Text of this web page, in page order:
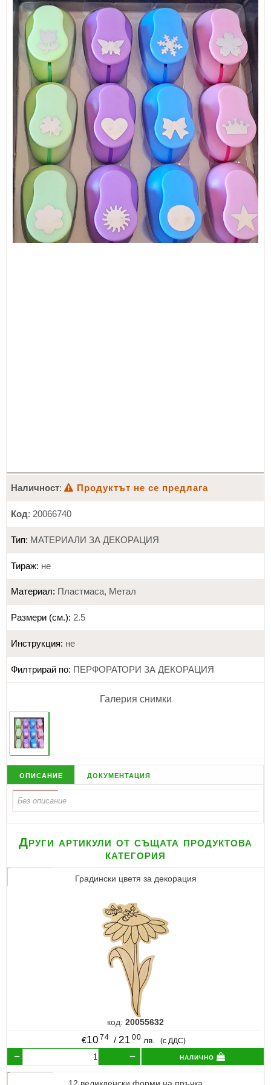
ИЗКУСТВА
СПОРТ
МЕБЕЛИ И ОБОРУДВАНЕ
КАНЦЕЛАРСКИ МАТЕРИАЛИ
КНИГИ И УЧЕБНИЦИ
БДП
НОВИ
ПРОМОЦИИ
S.T.E.M.
Наличност: Продуктът не се предлага
Код: 20066740
Тип: МАТЕРИАЛИ ЗА ДЕКОРАЦИЯ
Тираж: не
Материал: Пластмаса, Метал
Размери (см.): 2.5
Инструкция: не
Филтрирай по: ПЕРФОРАТОРИ ЗА ДЕКОРАЦИЯ
Галерия снимки
описание документация
Други артикули от същата продуктова
категория
Градински цветя за декорация
код: 20055632
€10 74 / 21 00 лв. (с ДДС)
налично